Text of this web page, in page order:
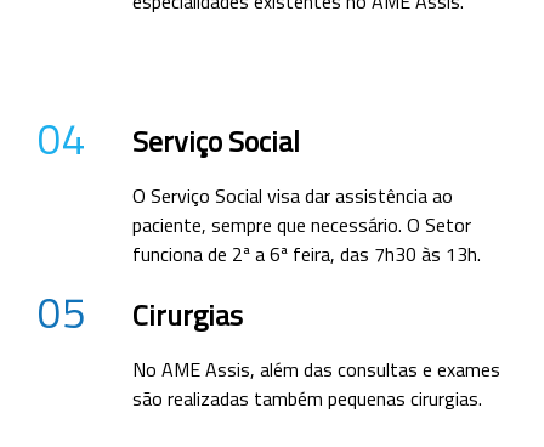
04 Serviço Social
O Serviço Social visa dar assistência ao
paciente, sempre que necessário. O Setor
funciona de 2ª a 6ª feira, das 7h30 às 13h.
05 Cirurgias
No AME Assis, além das consultas e exames
são realizadas também pequenas cirurgias.